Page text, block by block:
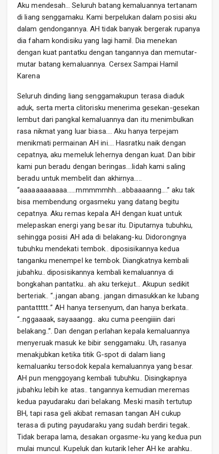
Aku mendesah… Seluruh batang kemaluannya tertanam
di liang senggamaku. Kami berpelukan dalam posisi aku
dalam gendongannya. AH tidak banyak bergerak rupanya
dia faham kondisiku yang lagi hamil. Dia menekan
dengan kuat pantatku dengan tangannya dan memutar-
mutar batang kemaluannya. Cersex Sampai Hamil
Karena
Seluruh dinding liang senggamakupun terasa diaduk
aduk, serta merta clitorisku menerima gesekan-gesekan
lembut dari pangkal kemaluannya dan itu menimbulkan
rasa nikmat yang luar biasa…. Aku hanya terpejam
menikmati permainan AH ini…. Hasratku naik dengan
cepatnya, aku memeluk lehernya dengan kuat. Dan bibir
kami pun beradu dengan beringas….lidah kami saling
beradu untuk membelit dan akhirnya…..
“aaaaaaaaaaaa……mmmmmhh….abbaaaanng….” aku tak
bisa membendung orgasmeku yang datang begitu
cepatnya. Aku remas kepala AH dengan kuat untuk
melepaskan energi yang besar itu. Diputarnya tubuhku,
sehingga posisi AH ada di belakang-ku. Didorongnya
tubuhku mendekati tembok.. diposisikannya kedua
tanganku menempel ke tembok. Diangkatnya kembali
jubahku.. diposisikannya kembali kemaluannya di
bongkahan pantatku.. ah aku terkejut… Akupun sedikit
berteriak.. “..jangan abang.. jangan dimasukkan ke lubang
pantattttt..” AH hanya tersenyum, dan hanya berkata..
“..nggaaaak, sayaaangg.. aku cuma peengiiiin dari
belakang..”. Dan dengan perlahan kepala kemaluannya
menyeruak masuk ke bibir senggamaku. Uh, rasanya
menakjubkan ketika titik G-spot di dalam liang
kemaluanku tersodok kepala kemaluannya yang besar.
AH pun menggoyang kembali tubuhku.. Disingkapnya
jubahku lebih ke atas.. tangannya kemudian meremas
kedua payudaraku dari belakang. Meski masih tertutup
BH, tapi rasa geli akibat remasan tangan AH cukup
terasa di puting payudaraku yang sudah berdiri tegak..
Tidak berapa lama, desakan orgasme-ku yang kedua pun
mulai muncul. Kupeluk dan kutarik leher AH ke arahku..